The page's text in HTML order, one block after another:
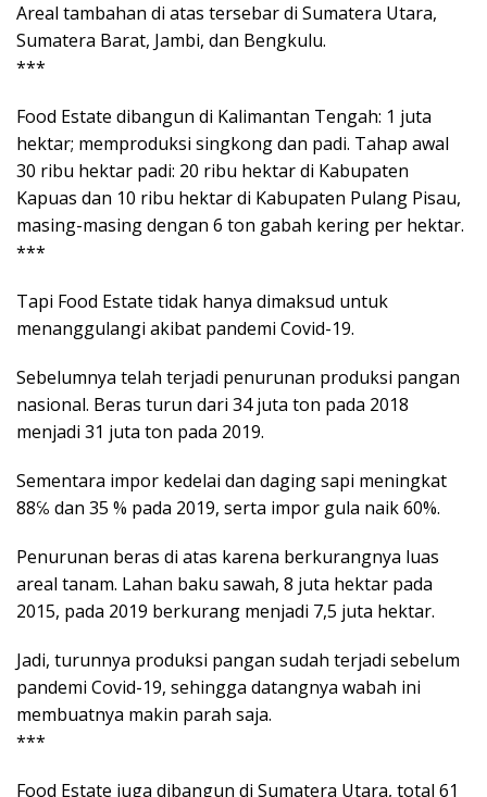
Areal tambahan di atas tersebar di Sumatera Utara,
Sumatera Barat, Jambi, dan Bengkulu.
***
Food Estate dibangun di Kalimantan Tengah: 1 juta
hektar; memproduksi singkong dan padi. Tahap awal
30 ribu hektar padi: 20 ribu hektar di Kabupaten
Kapuas dan 10 ribu hektar di Kabupaten Pulang Pisau,
masing-masing dengan 6 ton gabah kering per hektar.
***
Tapi Food Estate tidak hanya dimaksud untuk
menanggulangi akibat pandemi Covid-19.
Sebelumnya telah terjadi penurunan produksi pangan
nasional. Beras turun dari 34 juta ton pada 2018
menjadi 31 juta ton pada 2019.
Sementara impor kedelai dan daging sapi meningkat
88℅ dan 35 % pada 2019, serta impor gula naik 60%.
Penurunan beras di atas karena berkurangnya luas
areal tanam. Lahan baku sawah, 8 juta hektar pada
2015, pada 2019 berkurang menjadi 7,5 juta hektar.
Jadi, turunnya produksi pangan sudah terjadi sebelum
pandemi Covid-19, sehingga datangnya wabah ini
membuatnya makin parah saja.
***
Food Estate juga dibangun di Sumatera Utara, total 61